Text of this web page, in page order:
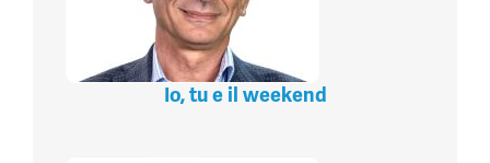
Io, tu e il weekend